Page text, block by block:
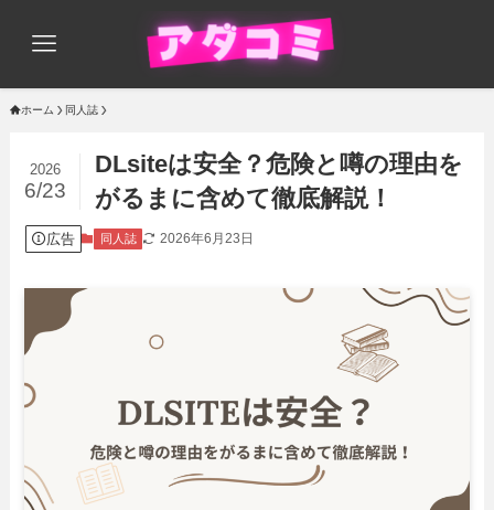
ホーム 同人誌
DLsiteは安全？危険と噂の理由を
がるまに含めて徹底解説！
2026
6/23
広告 同人誌 2026年6月23日